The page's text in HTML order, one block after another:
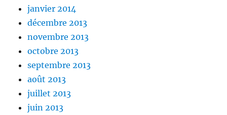
janvier 2014
décembre 2013
novembre 2013
octobre 2013
septembre 2013
août 2013
juillet 2013
juin 2013